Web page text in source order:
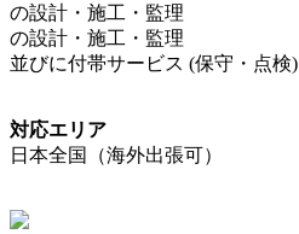
の設計・施工・監理
の設計・施工・監理
並びに付帯サービス (保守・点検)
対応エリア
日本全国（海外出張可）